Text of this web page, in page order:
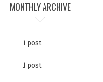
MONTHLY ARCHIVE
1 post
1 post